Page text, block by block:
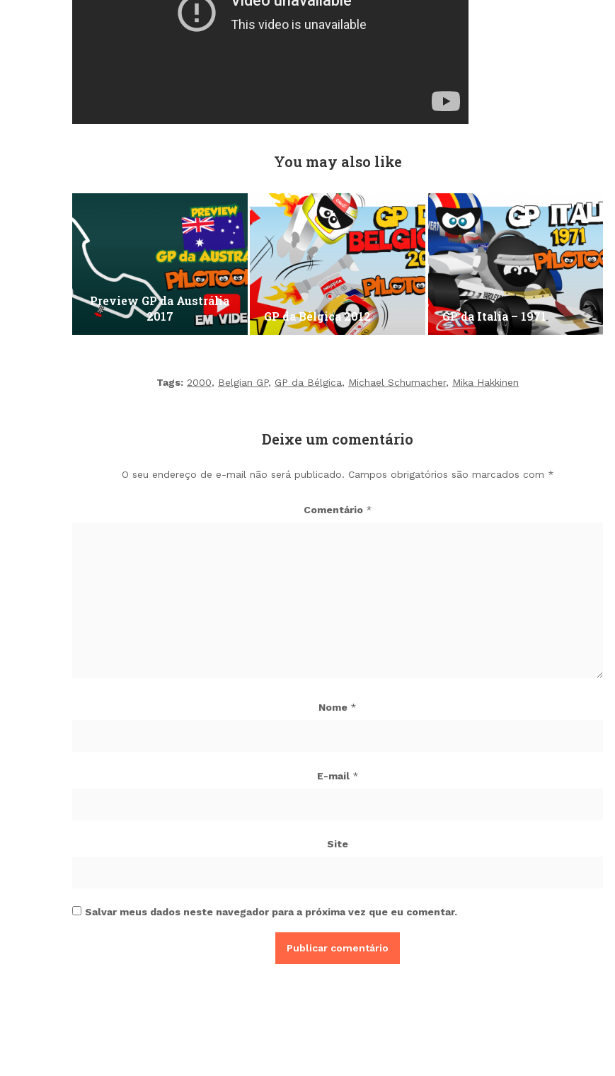
You may also like
Preview GP da Austrália
2017
GP da Bélgica 2012 GP da Italia – 1971
Tags: 2000, Belgian GP, GP da Bélgica, Michael Schumacher, Mika Hakkinen
Deixe um comentário
O seu endereço de e-mail não será publicado. Campos obrigatórios são marcados com *
Comentário *
Nome *
E-mail *
Site
Salvar meus dados neste navegador para a próxima vez que eu comentar.